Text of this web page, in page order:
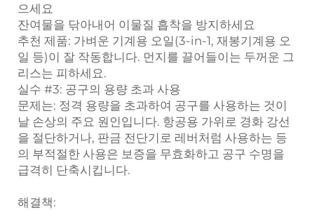
으세요
잔여물을 닦아내어 이물질 흡착을 방지하세요
추천 제품: 가벼운 기계용 오일(3-in-1, 재봉기계용 오
일 등)이 잘 작동합니다. 먼지를 끌어들이는 두꺼운 그
리스는 피하세요.
실수 #3: 공구의 용량 초과 사용
문제는: 정격 용량을 초과하여 공구를 사용하는 것이
날 손상의 주요 원인입니다. 항공용 가위로 경화 강선
을 절단하거나, 판금 전단기로 레버처럼 사용하는 등
의 부적절한 사용은 보증을 무효화하고 공구 수명을
급격히 단축시킵니다.
해결책: